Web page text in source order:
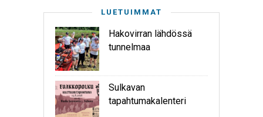
LUETUIMMAT
Hakovirran lähdössä
tunnelmaa
Sulkavan
tapahtumakalenteri